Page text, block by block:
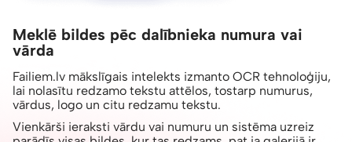
Meklē bildes pēc dalībnieka numura vai
vārda
Failiem.lv mākslīgais intelekts izmanto OCR tehnoloģiju,
lai nolasītu redzamo tekstu attēlos, tostarp numurus,
vārdus, logo un citu redzamu tekstu.
Vienkārši ieraksti vārdu vai numuru un sistēma uzreiz